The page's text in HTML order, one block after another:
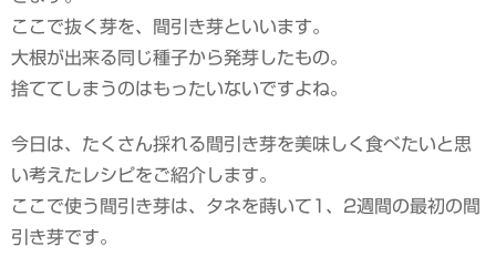
ここで抜く芽を、間引き芽といいます。
大根が出来る同じ種子から発芽したもの。
捨ててしまうのはもったいないですよね。
今日は、たくさん採れる間引き芽を美味しく食べたいと思
い考えたレシピをご紹介します。
ここで使う間引き芽は、タネを蒔いて1、2週間の最初の間
引き芽です。